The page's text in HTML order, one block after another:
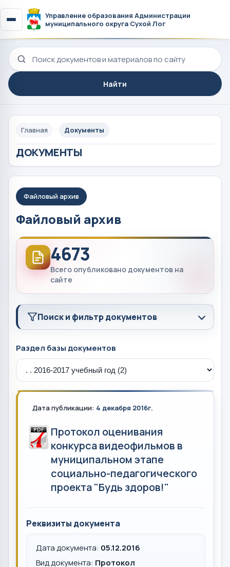
Управление образования Администрации
муниципального округа Сухой Лог
Поиск по сайту
Найти
Главная Документы
ДОКУМЕНТЫ
Файловый архив
Файловый архив
4673
Всего опубликовано документов на
сайте
Поиск и фильтр документов
Раздел базы документов
Дата публикации: 4 декабря 2016г.
Протокол оценивания
конкурса видеофильмов в
муниципальном этапе
социально-педагогического
проекта "Будь здоров!"
Реквизиты документа
Дата документа: 05.12.2016
Вид документа: Протокол